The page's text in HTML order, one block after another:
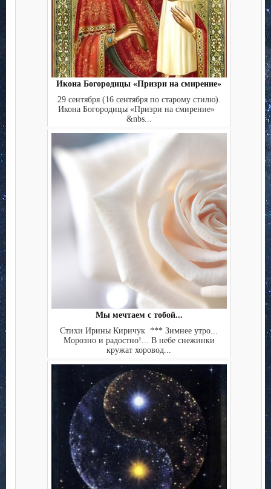
Икона Богородицы «Призри на смирение»
29 сентября (16 сентября по старому стилю).
Икона Богородицы «Призри на смирение»
&nbs...
Мы мечтаем с тобой...
Стихи Ирины Киричук *** Зимнее утро...
Морозно и радостно!... В небе снежинки
кружат хоровод...